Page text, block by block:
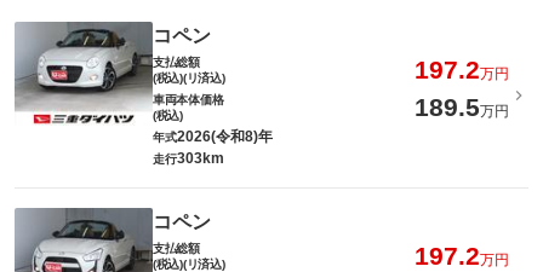
コペン
支払総額
(税込)(リ済込)
197.2万円
車両本体価格
(税込)
189.5万円
年式2026(令和8)年
走行303km
コペン
支払総額
(税込)(リ済込)
197.2万円